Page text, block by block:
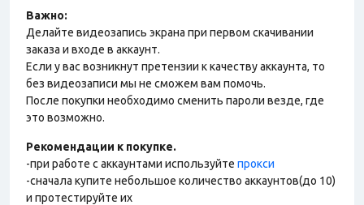
Важно:
Делайте видеозапись экрана при первом скачивании
заказа и входе в аккаунт.
Если у вас возникнут претензии к качеству аккаунта, то
без видеозаписи мы не сможем вам помочь.
После покупки необходимо сменить пароли везде, где
это возможно.
Рекомендации к покупке.
-при работе с аккаунтами используйте прокси
-сначала купите небольшое количество аккаунтов(до 10)
и протестируйте их